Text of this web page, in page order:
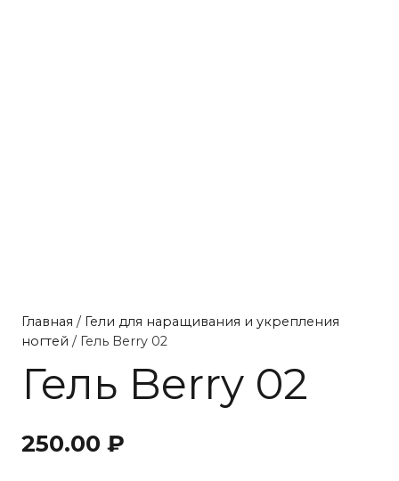
Главная / Гели для наращивания и укрепления
ногтей / Гель Berry 02
Гель Berry 02
250.00 ₽